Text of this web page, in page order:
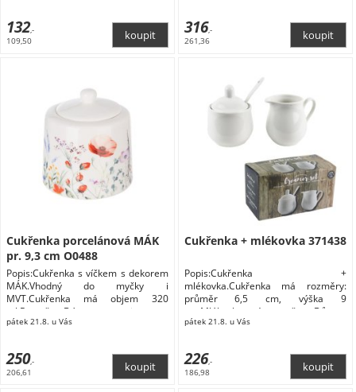
132,-
109,50
316,-
261,36
Cukřenka porcelánová MÁK
pr. 9,3 cm O0488
Popis:Cukřenka s víčkem s dekorem
MÁK.Vhodný do myčky i
MVT.Cukřenka má objem 320
ml.Rozměry: Dózy na potraviny
pátek 21.8. u Vás
250,-
206,61
Cukřenka + mlékovka 371438
Popis:Cukřenka +
mlékovka.Cukřenka má rozměry:
průměr 6,5 cm, výška 9
cm.Mlékovka má rozměry: Dům a
zahrada Domácnost Doplňky do
pátek 21.8. u Vás
226,-
186,98